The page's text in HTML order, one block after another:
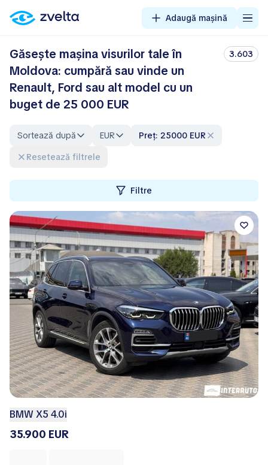
Adaugă mașină
Găsește mașina visurilor tale în
Moldova: cumpără sau vinde un
Renault, Ford sau alt model cu un
buget de 25 000 EUR
3.603
Sortează după EUR
Preț: 25000 EUR
Resetează filtrele
Filtre
BMW X5 4.0i
35.900 EUR